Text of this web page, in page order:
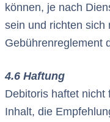
können, je nach
sein und richten sich
Gebührenreglement
4.6 Haftung
Debitoris haftet nicht
Inhalt, die